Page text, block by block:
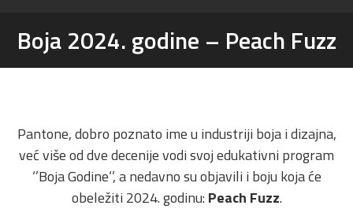
Boja 2024. godine – Peach Fuzz
You are here:
Pantone, dobro poznato ime u industriji boja i dizajna,
već više od dve decenije vodi svoj edukativni program
‘’Boja Godine‘’, a nedavno su objavili i boju koja će
obeležiti 2024. godinu: Peach Fuzz.